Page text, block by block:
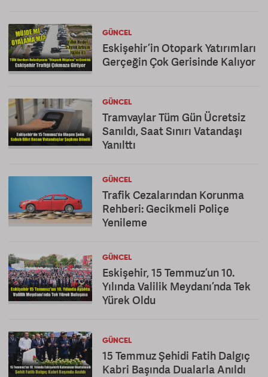
GÜNCEL
Eskişehir’in Otopark Yatırımları
Gerçeğin Çok Gerisinde Kalıyor
GÜNCEL
Tramvaylar Tüm Gün Ücretsiz
Sanıldı, Saat Sınırı Vatandaşı
Yanılttı
GÜNCEL
Trafik Cezalarından Korunma
Rehberi: Gecikmeli Poliçe
Yenileme
GÜNCEL
Eskişehir, 15 Temmuz’un 10.
Yılında Valilik Meydanı’nda Tek
Yürek Oldu
GÜNCEL
15 Temmuz Şehidi Fatih Dalgıç
Kabri Başında Dualarla Anıldı